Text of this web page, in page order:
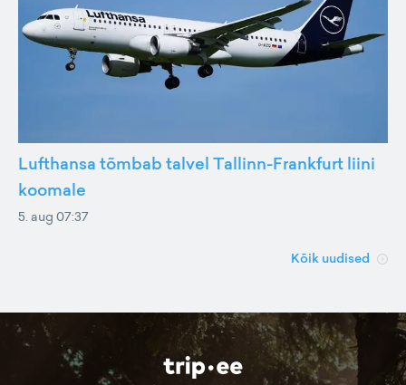
Lufthansa tõmbab talvel Tallinn-Frankfurt liini
koomale
5. aug 07:37
Kõik uudised